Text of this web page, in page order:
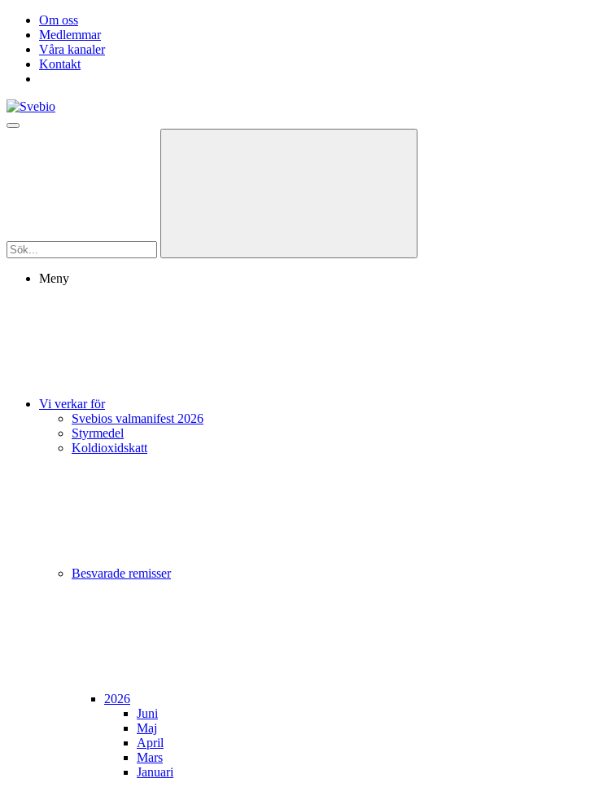
Om oss
Medlemmar
Våra kanaler
Kontakt
Meny
Vi verkar för
Svebios valmanifest 2026
Styrmedel
Koldioxidskatt
Besvarade remisser
2026
Juni
Maj
April
Mars
Januari